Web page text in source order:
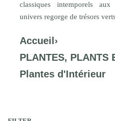
classiques intemporels aux
univers regorge de trésors
Accueil ›
PLANTES, PLANTS
Plantes d'Intérieur